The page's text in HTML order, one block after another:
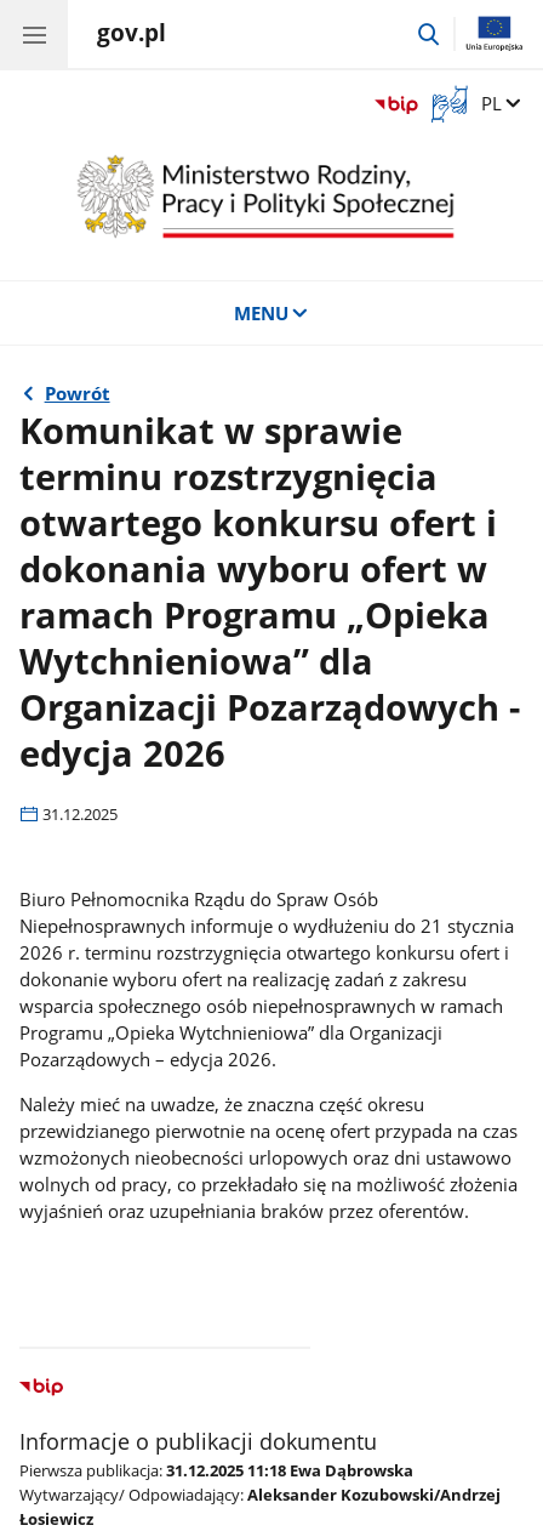
gov.pl
przejdź
Otwórz
okno
języka
migowego
Zmień
PL
MENU
Powrót
Komunikat w sprawie
terminu rozstrzygnięcia
otwartego konkursu ofert i
dokonania wyboru ofert w
ramach Programu „Opieka
Wytchnieniowa” dla
Organizacji Pozarządowych -
edycja 2026
31.12.2025
Biuro Pełnomocnika Rządu do Spraw Osób
Niepełnosprawnych informuje o wydłużeniu do 21 stycznia
2026 r. terminu rozstrzygnięcia otwartego konkursu ofert i
dokonanie wyboru ofert na realizację zadań z zakresu
wsparcia społecznego osób niepełnosprawnych w ramach
Programu „Opieka Wytchnieniowa” dla Organizacji
Pozarządowych – edycja 2026.
Należy mieć na uwadze, że znaczna część okresu
przewidzianego pierwotnie na ocenę ofert przypada na czas
wzmożonych nieobecności urlopowych oraz dni ustawowo
wolnych od pracy, co przekładało się na możliwość złożenia
wyjaśnień oraz uzupełniania braków przez oferentów.
Informacje o publikacji dokumentu
Pierwsza publikacja:31.12.2025 11:18 Ewa Dąbrowska
Wytwarzający/ Odpowiadający:Aleksander Kozubowski/Andrzej
Łosiewicz